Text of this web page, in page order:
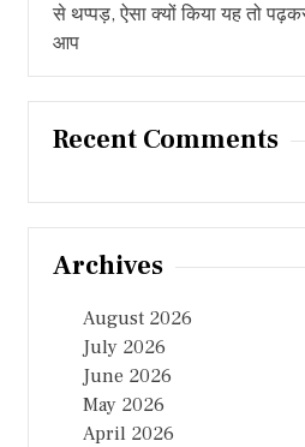
से थप्पड़, ऐसा क्यों किया यह तो
आप
Recent Comments
Archives
August 2026
July 2026
June 2026
May 2026
April 2026